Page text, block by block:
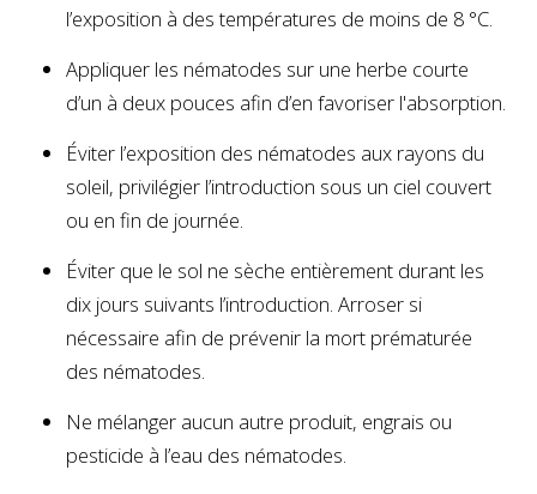
l’exposition à des températures de moins de 8 °C.
Appliquer les nématodes sur une herbe courte
d’un à deux pouces afin d’en favoriser l'absorption.
Éviter l’exposition des nématodes aux rayons du
soleil, privilégier l’introduction sous un ciel couvert
ou en fin de journée.
Éviter que le sol ne sèche entièrement durant les
dix jours suivants l’introduction. Arroser si
nécessaire afin de prévenir la mort prématurée
des nématodes.
Ne mélanger aucun autre produit, engrais ou
pesticide à l’eau des nématodes.